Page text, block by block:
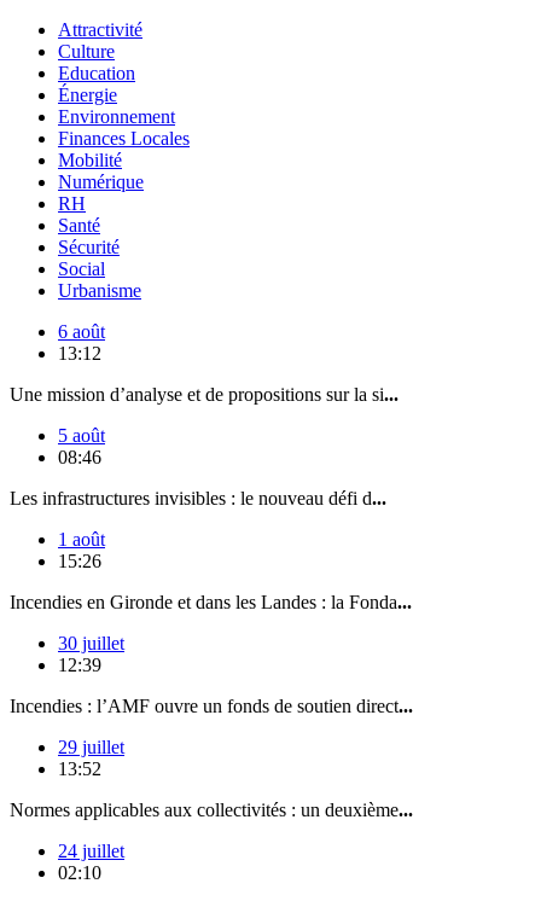
Attractivité
Culture
Education
Énergie
Environnement
Finances Locales
Mobilité
Numérique
RH
Santé
Sécurité
Social
Urbanisme
6 août
13:12
Une mission d’analyse et de propositions sur la si...
5 août
08:46
Les infrastructures invisibles : le nouveau défi d...
1 août
15:26
Incendies en Gironde et dans les Landes : la Fonda...
30 juillet
12:39
Incendies : l’AMF ouvre un fonds de soutien direct...
29 juillet
13:52
Normes applicables aux collectivités : un deuxième...
24 juillet
02:10